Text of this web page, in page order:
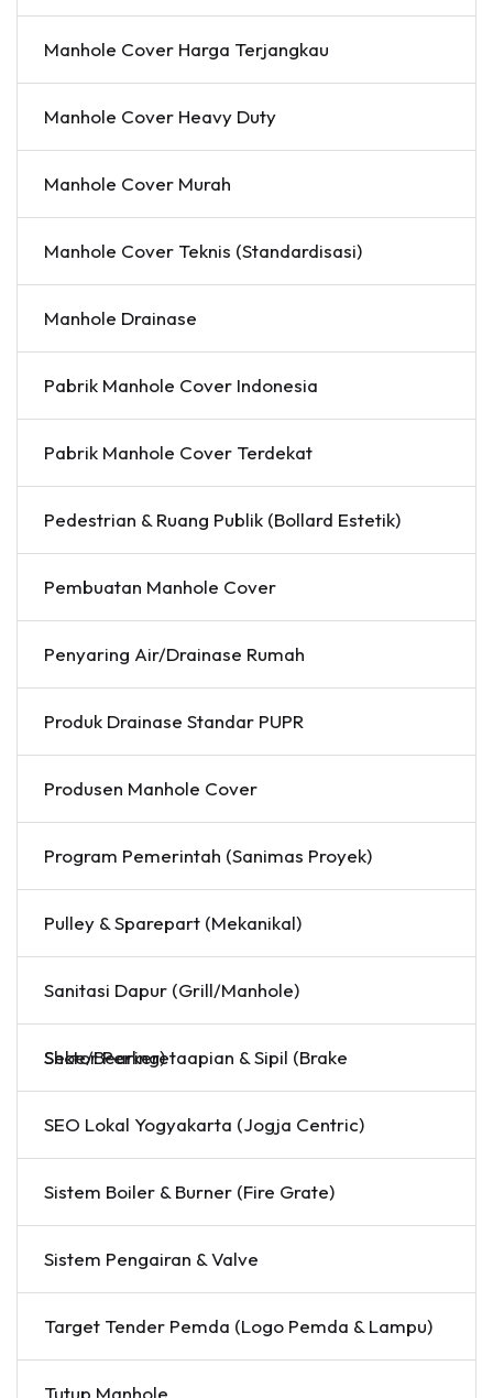
Manhole Cover Harga Terjangkau
Manhole Cover Heavy Duty
Manhole Cover Murah
Manhole Cover Teknis (Standardisasi)
Manhole Drainase
Pabrik Manhole Cover Indonesia
Pabrik Manhole Cover Terdekat
Pedestrian & Ruang Publik (Bollard Estetik)
Pembuatan Manhole Cover
Penyaring Air/Drainase Rumah
Produk Drainase Standar PUPR
Produsen Manhole Cover
Program Pemerintah (Sanimas Proyek)
Pulley & Sparepart (Mekanikal)
Sanitasi Dapur (Grill/Manhole)
Sektor Perkeretaapian & Sipil (Brake Shoe/Bearing)
SEO Lokal Yogyakarta (Jogja Centric)
Sistem Boiler & Burner (Fire Grate)
Sistem Pengairan & Valve
Target Tender Pemda (Logo Pemda & Lampu)
Tutup Manhole